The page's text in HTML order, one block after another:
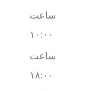
ساعت
۱۰:۰۰
ساعت
۱۸:۰۰